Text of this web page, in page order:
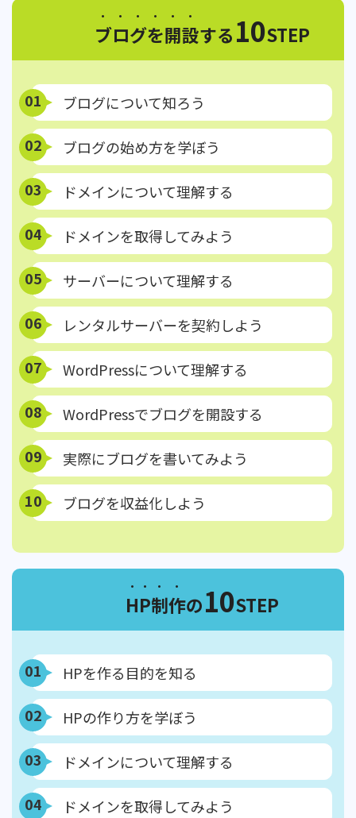
ブログを開設する10STEP
01 ブログについて知ろう
02 ブログの始め方を学ぼう
03 ドメインについて理解する
04 ドメインを取得してみよう
05 サーバーについて理解する
06 レンタルサーバーを契約しよう
07 WordPressについて理解する
08 WordPressでブログを開設する
09 実際にブログを書いてみよう
10 ブログを収益化しよう
HP制作の10STEP
01 HPを作る目的を知る
02 HPの作り方を学ぼう
03 ドメインについて理解する
04 ドメインを取得してみよう